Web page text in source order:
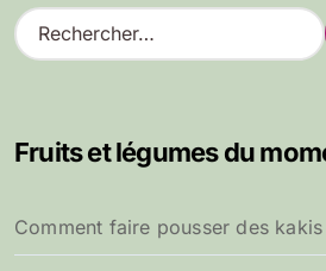
R
e
r
e
r
Fruits et légumes du
Comment faire pousser des